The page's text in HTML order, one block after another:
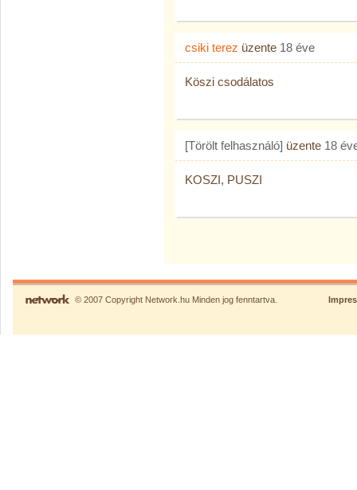
csiki terez üzente 18 éve
Köszi csodálatos
[Törölt felhasználó] üzente 18
KOSZI, PUSZI
© 2007 Copyright Network.hu Minden jog fenntartva.